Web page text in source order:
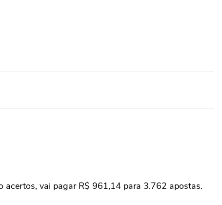
acertos, vai pagar R$ 961,14 para 3.762 apostas.